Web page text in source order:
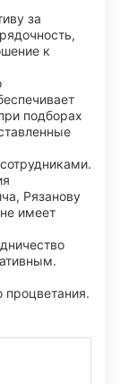
за
к
подборах
Рязанову
имеет
процветания.